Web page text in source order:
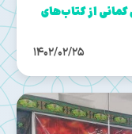
کمانی از کتاب‌های
1402/02/25